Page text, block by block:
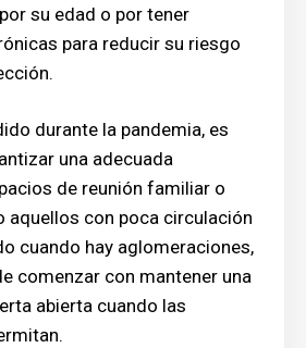
su edad o por tener
para reducir su riesgo
durante la pandemia, es
una adecuada
de reunión familiar o
aquellos con poca circulación
cuando hay aglomeraciones,
comenzar con mantener una
abierta cuando las